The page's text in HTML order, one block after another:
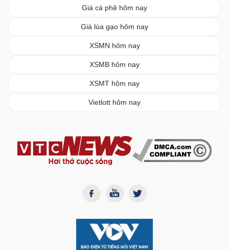
Giá cà phê hôm nay
Giá lúa gạo hôm nay
XSMN hôm nay
XSMB hôm nay
XSMT hôm nay
Vietlott hôm nay